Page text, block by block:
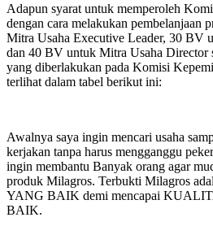
Adapun syarat untuk memperoleh
dengan cara melakukan
Mitra Usaha Executive Leader, 30 BV
dan 40 BV untuk Mitra Usaha Director
yang diberlakukan pada Komisi
terlihat dalam tabel berikut ini:
Awalnya saya ingin mencari usaha
kerjakan tanpa harus mengganggu
ingin membantu Banyak orang agar
produk Milagros. Terbukti Milagros
YANG BAIK demi mencapai
BAIK.